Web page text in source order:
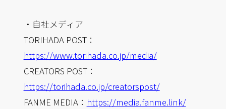
・自社メディア
TORIHADA POST：
https://www.torihada.co.jp/media/
CREATORS POST：
https://torihada.co.jp/creatorspost/
FANME MEDIA： https://media.fanme.link/